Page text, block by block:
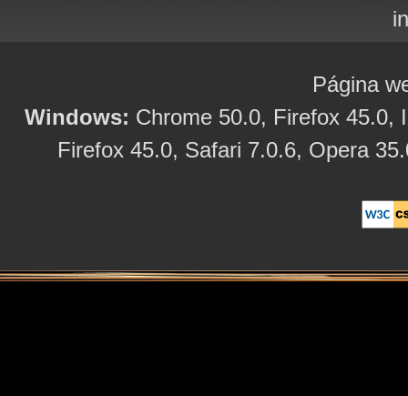
Página
Windows: Chrome 50.0, Firefox 45.0,
Firefox 45.0, Safari 7.0.6, Opera